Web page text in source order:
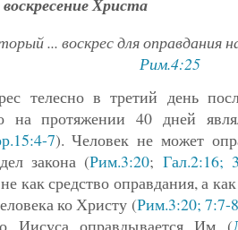
Христа
... воскрес для оправдания
Рим.4:25
телесно в третий день
на протяжении 40 дней
7). Человек не может
закона (Рим.3:20; Гал.2:16;
как средство оправдания, а
ко Христу (Рим.3:20; 7:7-8
Иисуса оправдывается Им (